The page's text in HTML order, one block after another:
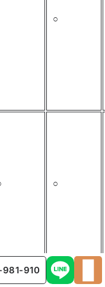
○
○
981-910